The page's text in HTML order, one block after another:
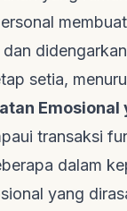
setia,
Emosional
transaksi
dalam
yang